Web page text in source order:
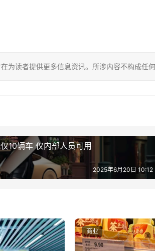
为读者提供更多信息资讯。所涉内容不构成任
10辆车 仅内部人员可用
2025年6月20日 10:12
商业